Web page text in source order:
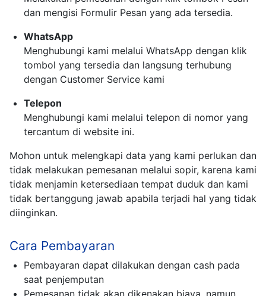
dan mengisi Formulir Pesan yang ada tersedia.
WhatsApp
Menghubungi kami melalui WhatsApp dengan klik
tombol yang tersedia dan langsung terhubung
dengan Customer Service kami
Telepon
Menghubungi kami melalui telepon di nomor yang
tercantum di website ini.
Mohon untuk melengkapi data yang kami perlukan dan
tidak melakukan pemesanan melalui sopir, karena kami
tidak menjamin ketersediaan tempat duduk dan kami
tidak bertanggung jawab apabila terjadi hal yang tidak
diinginkan.
Cara Pembayaran
Pembayaran dapat dilakukan dengan cash pada
saat penjemputan